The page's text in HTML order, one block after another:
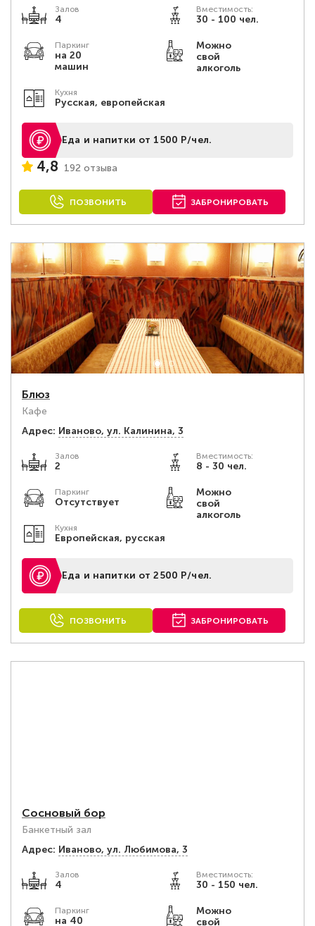
Залов
4
Вместимость:
30 - 100 чел.
Паркинг
на 20
машин
Можно
свой
алкоголь
Кухня
Русская, европейская
Еда и напитки от 1500 Р/чел.
4,8 192 отзыва
ПОЗВОНИТЬ ЗАБРОНИРОВАТЬ
Блюз
Кафе
Адрес: Иваново, ул. Калинина, 3
Залов
2
Вместимость:
8 - 30 чел.
Паркинг
Отсутствует
Можно
свой
алкоголь
Кухня
Европейская, русская
Еда и напитки от 2500 Р/чел.
ПОЗВОНИТЬ ЗАБРОНИРОВАТЬ
Сосновый бор
Банкетный зал
Адрес: Иваново, ул. Любимова, 3
Залов
4
Вместимость:
30 - 150 чел.
Паркинг
на 40
Можно
свой